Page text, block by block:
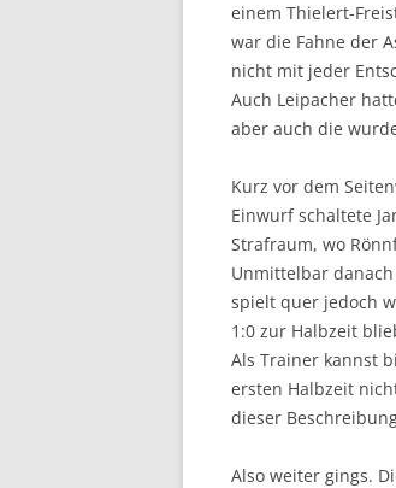
einem Thielert-
war die Fahne der
nicht mit jeder
Auch Leipacher
aber auch die
Kurz vor dem
Einwurf schaltete
Strafraum, wo
Unmittelbar
spielt quer jedoch
1:0 zur Halbzeit
Als Trainer kannst
ersten Halbzeit
dieser
Also weiter gings.